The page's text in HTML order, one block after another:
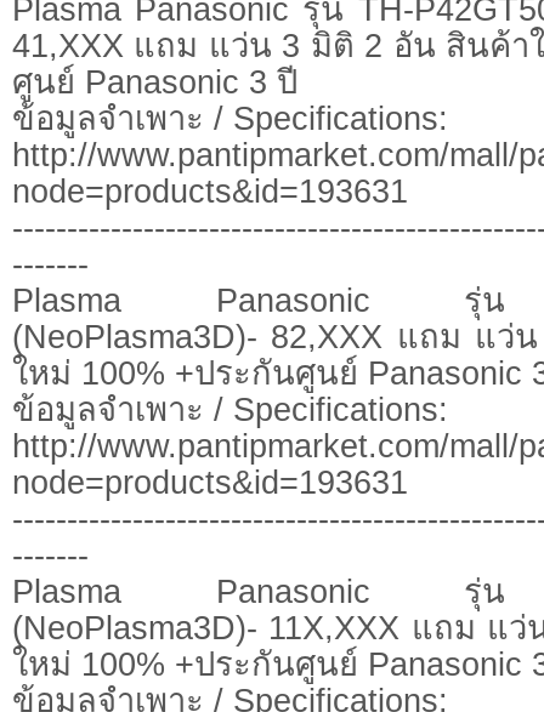
Plasma Panasonic รุ่น TH-
41,XXX แถม แว่น 3 มิติ 2 อัน สินค้า
ศูนย์ Panasonic 3 ปี
ข้อมูลจำเพาะ / Specifications:
http://www.pantipmarket.com/mall/
node=products&id=193631
-------
Plasma Panasonic รุ่น
(NeoPlasma3D)- 82,XXX แถม แ
ใหม่ 100% +ประกันศูนย์ Panasonic
ข้อมูลจำเพาะ / Specifications:
http://www.pantipmarket.com/mall/
node=products&id=193631
-------
Plasma Panasonic รุ่น
(NeoPlasma3D)- 11X,XXX แถม แ
ใหม่ 100% +ประกันศูนย์ Panasonic
ข้อมูลจำเพาะ / Specifications: